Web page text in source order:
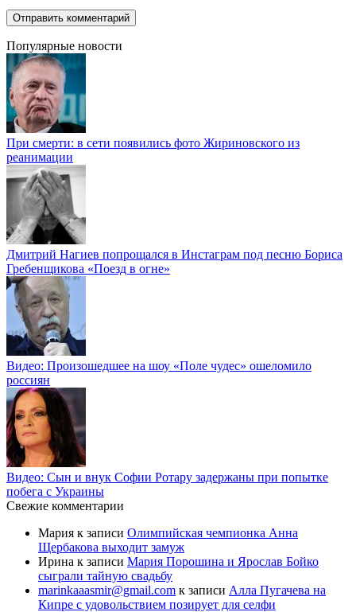
Популярные новости
При смерти: в сети появились фото Жириновского из
реанимации
Дмитрий Нагиев попрощался в Инстаграм под песню Бориса
Гребенщикова «Поезд в огне»
Видео: Произошедшее на шоу «Поле чудес» ошеломило
россиян
Видео: Сын и внук Софии Ротару задержаны при попытке
побега с Украины
Свежие комментарии
Мария к записи Олимпийская чемпионка Анна
Щербакова выходит замуж
Ирина к записи Мария Порошина и Ярослав Бойко
сыграли тайную свадьбу
marinkaaasmir@gmail.com к записи Алла Пугачева на
Кипре с удовольствием позирует для селфи